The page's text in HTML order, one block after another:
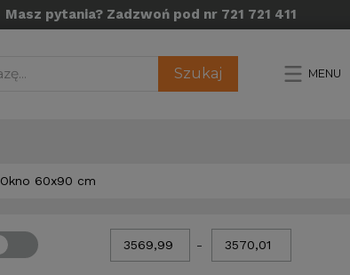
Masz pytania? Zadzwoń pod nr 721 721 411
Szukaj MENU
Okno 60x90 cm
-